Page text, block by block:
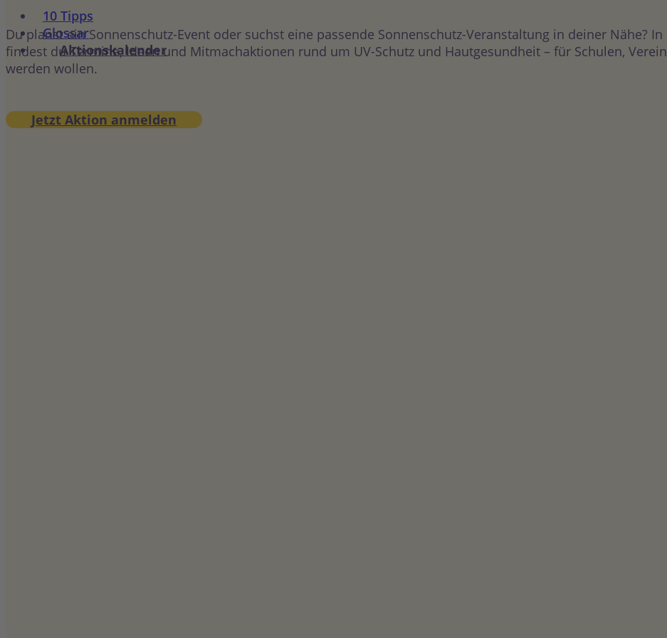
10 Tipps
Glossar
Aktionskalender
Du planst ein Sonnenschutz-Event oder suchst eine passende Sonnenschutz-Veranstaltung in deiner Nähe?
findest du Termine, Ideen und Mitmachaktionen rund um UV-Schutz und Hautgesundheit – für Schulen,
werden wollen.
Jetzt Aktion anmelden